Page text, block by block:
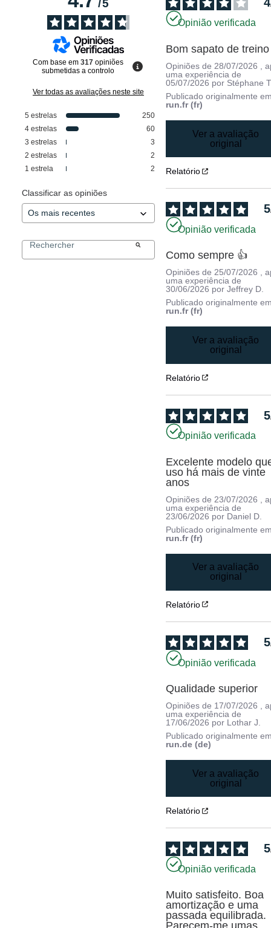
/5
Com base em 317 opiniões
submetidas a controlo
Ver todas as avaliações neste site
5 estrelas
250
4 estrelas
60
3 estrelas
3
2 estrelas
2
1 estrela 2
Classificar as opiniões
Opinião verificada
Bom sapato de treino
Opiniões de 28/07/2026
,
uma experiência de
05/07/2026 por Stéphane
Publicado originalmente
run.fr (fr)
Ver a avaliação
original
Relatório
5
Opinião verificada
Como sempre 👍
Opiniões de25/07/2026 ,
uma experiência de
30/06/2026 porJeffrey D.
Publicado originalmente
run.fr (fr)
Ver a avaliação
original
Relatório
5
Opinião verificada
Excelente modelo
uso há mais de vinte
anos
Opiniões de 23/07/2026
,
uma experiência de
23/06/2026 por Daniel D.
Publicado originalmente
run.fr (fr)
Ver a avaliação
original
Relatório
5
Opinião verificada
Qualidade superior
Opiniões de 17/07/2026
,
uma experiência de
17/06/2026 por Lothar J.
Publicado originalmente
run.de (de)
Ver a avaliação
original
Relatório
5
Opinião verificada
Muito satisfeito. Boa
amortização e uma
passada equilibrada.